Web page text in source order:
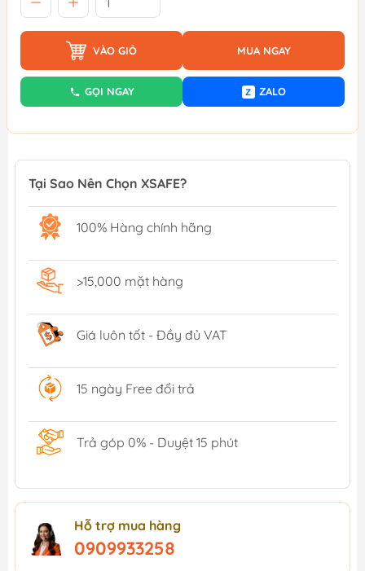
VÀO GIỎ MUA NGAY
GỌI NGAY Z ZALO
Tại Sao Nên Chọn XSAFE?
100% Hàng chính hãng
>15,000 mặt hàng
Giá luôn tốt - Đầy đủ VAT
15 ngày Free đổi trả
Trả góp 0% - Duyệt 15 phút
Hỗ trợ mua hàng
0909933258